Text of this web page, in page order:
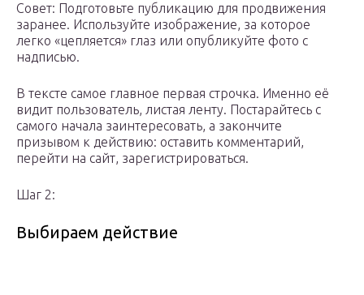
Совет: Подготовьте публикацию для продвижения
заранее. Используйте изображение, за которое
легко «цепляется» глаз или опубликуйте фото с
надписью.
В тексте самое главное первая строчка. Именно её
видит пользователь, листая ленту. Постарайтесь с
самого начала заинтересовать, а закончите
призывом к действию: оставить комментарий,
перейти на сайт, зарегистрироваться.
Шаг 2:
Выбираем действие